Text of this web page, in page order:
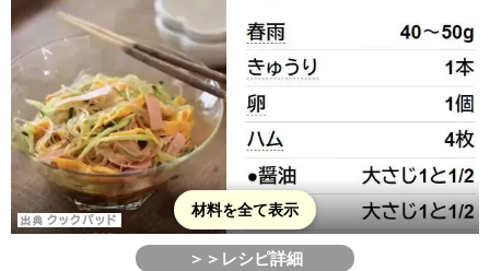
材料を全て表示
＞＞レシピ詳細